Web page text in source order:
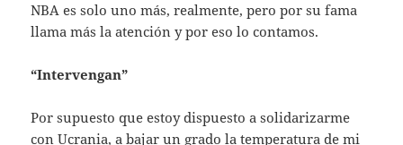
NBA es solo uno más, realmente, pero por su fama
llama más la atención y por eso lo contamos.
“Intervengan”
Por supuesto que estoy dispuesto a solidarizarme
con Ucrania, a bajar un grado la temperatura de mi